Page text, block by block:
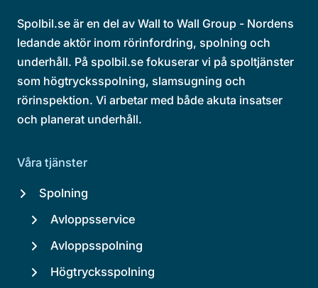
Spolbil.se är en del av Wall to Wall Group - Nordens
ledande aktör inom rörinfordring, spolning och
underhåll. På spolbil.se fokuserar vi på spoltjänster
som högtrycksspolning, slamsugning och
rörinspektion. Vi arbetar med både akuta insatser
och planerat underhåll.
Våra tjänster
Spolning
Avloppsservice
Avloppsspolning
Högtrycksspolning